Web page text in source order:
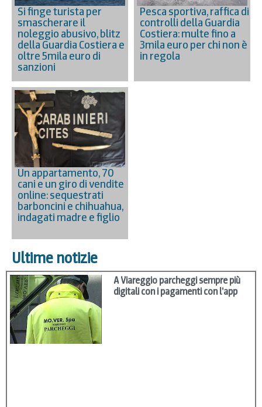
Si finge turista per
smascherare il
noleggio abusivo, blitz
della Guardia Costiera e
oltre 5mila euro di
sanzioni
Pesca sportiva, raffica di
controlli della Guardia
Costiera: multe fino a
3mila euro per chi non è
in regola
Un appartamento, 70
cani e un giro di vendite
online: sequestrati
barboncini e chihuahua,
indagati madre e figlio
Ultime notizie
A Viareggio parcheggi sempre più
digitali con i pagamenti con l’app